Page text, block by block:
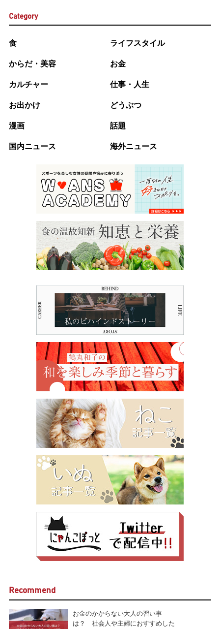
Category
食 ライフスタイル
からだ・美容 お金
カルチャー 仕事・人生
お出かけ どうぶつ
漫画 話題
国内ニュース 海外ニュース
Recommend
お金のかからない大人の習い事
は？ 社会人や主婦におすすめした